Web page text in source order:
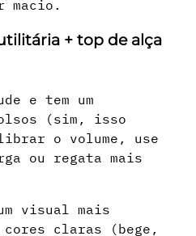
macio.
+ top de alça
e tem um
(sim, isso
o volume, use
ou regata mais
visual mais
claras (bege,